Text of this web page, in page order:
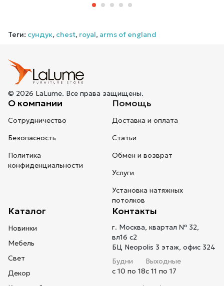
Теги: сундук, chest, royal, arms of england
© 2026 LaLume. Все права защищены.
О компании
Сотрудничество
Безопасность
Политика
конфиденциальности
Помощь
Доставка и оплата
Статьи
Обмен и возврат
Услуги
Установка натяжных
потолков
Каталог
Новинки
Мебель
Свет
Декор
Контакты
г. Москва, квартал № 32,
вл16 с2
БЦ Neopolis 3 этаж, офис 324
Будни
с 10 по 18
Выходные
с 11 по 17